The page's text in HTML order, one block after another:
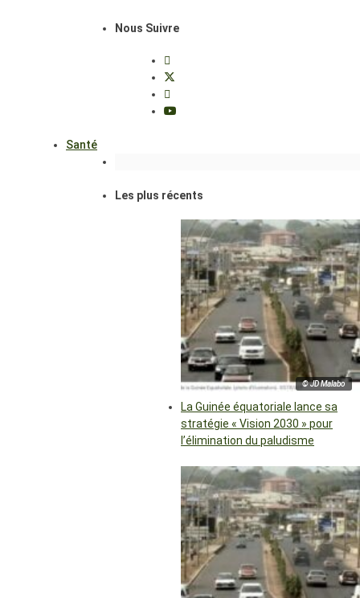
Nous Suivre
Santé
Les plus récents
© JD Malabo
La Guinée équatoriale lance sa
stratégie « Vision 2030 » pour
l’élimination du paludisme